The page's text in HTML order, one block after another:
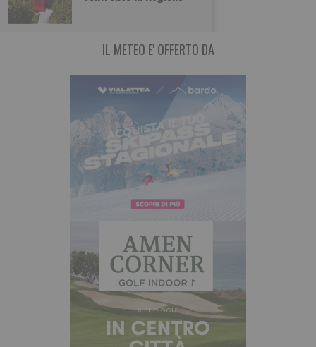
IL METEO E' OFFERTO DA